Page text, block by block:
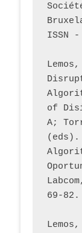
ISSN
of
A;
69-82.